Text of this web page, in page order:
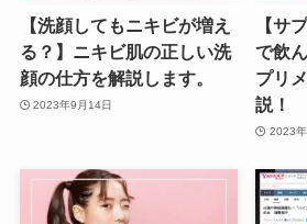
【洗顔してもニキビが増え
る？】ニキビ肌の正しい洗
顔の仕方を解説します。
2023年9月14日
【サ
で飲
プリ
説！
2023